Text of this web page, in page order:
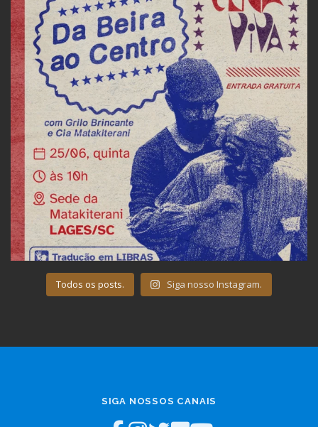
Todos os posts. Siga nosso Instagram.
SIGA NOSSOS CANAIS